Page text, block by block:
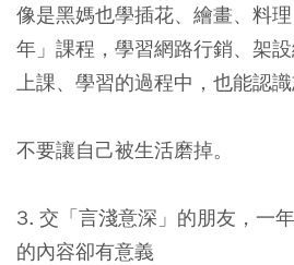
像是黑媽也學插花、繪畫、料
年」課程，學習網路行銷、架
上課、學習的過程中，也能認識
不要讓自己被生活磨掉。
3. 交「言淺意深」的朋友，一
的內容卻有意義